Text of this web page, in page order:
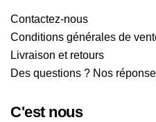
Contactez-nous
Conditions générales de
Livraison et retours
Des questions ? Nos
C'est nous